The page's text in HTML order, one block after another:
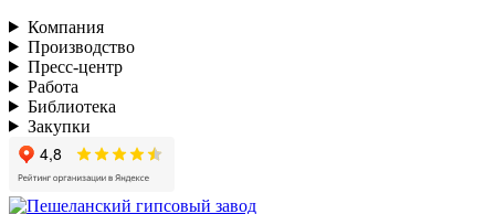
Компания
Производство
Пресс-центр
Работа
Библиотека
Закупки